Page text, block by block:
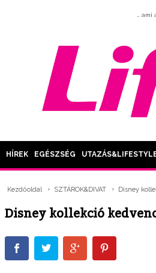
…
HÍREK EGÉSZSÉG
Kezdőoldal SZTÁROK&DIVAT Disney
Disney kollekció